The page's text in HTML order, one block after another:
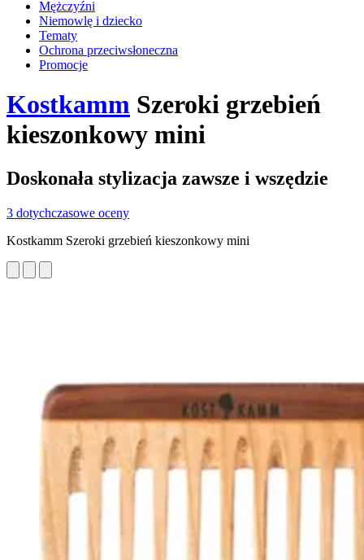
Mężczyźni
Niemowlę i dziecko
Tematy
Ochrona przeciwsłoneczna
Promocje
Kostkamm Szeroki grzebień
kieszonkowy mini
Doskonała stylizacja zawsze i wszędzie
3 dotychczasowe oceny
Kostkamm Szeroki grzebień kieszonkowy mini